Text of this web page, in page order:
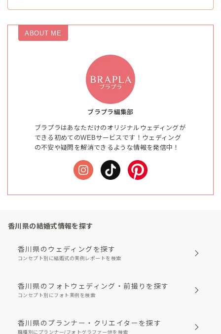
ABOUT ME
ブラプラ編集部
ブラプラはあなただけのオリジナルウェディングが
できる初めてのWEBサービスです！ウェディング
の不安や疑問を解消できるような情報を発信中！
香川県の結婚式情報を探す
香川県のウェディングを探す
コンセプト別に結婚式の実例レポートを検索
香川県のフォトウェディング・前撮りを探す
コンセプト別にフォト実例を検索
香川県のプランナー・クリエイターを探す
職種別にプランナー/フォトグラファー他を検索